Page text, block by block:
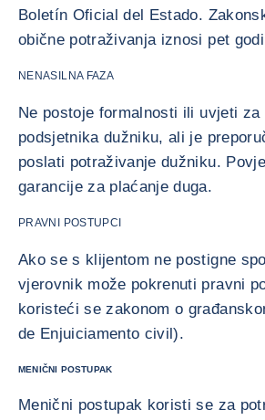
Boletín Oficial del Estado.
obične potraživanja iznosi pet
NENASILNA FAZA
Ne postoje formalnosti ili uvjeti za
podsjetnika dužniku, ali je
poslati potraživanje dužniku.
garancije za plaćanje duga.
PRAVNI POSTUPCI
Ako se s klijentom ne postigne
vjerovnik može pokrenuti pravni
koristeći se zakonom o
de Enjuiciamento civil).
MENIČNI POSTUPAK
Menični postupak koristi se za